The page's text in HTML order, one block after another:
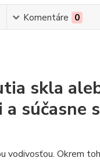
Komentáre 0
skla
súčasne
Okrem